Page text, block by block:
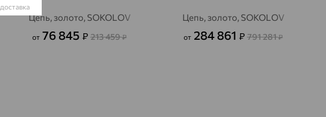
Цепь, золото, SOKOLOV
от 76 845 ₽ 213 459₽
Цепь, золото, SOKOLOV
от 284 861 ₽ 791 281₽
доставка